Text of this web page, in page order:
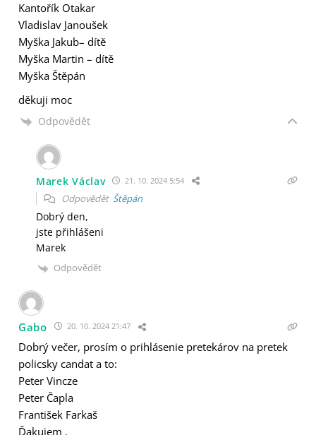
Kantořík Otakar
Vladislav Janoušek
Myška Jakub– dítě
Myška Martin – dítě
Myška Štěpán
děkuji moc
Odpovědět
Marek Václav 21. 10. 2024 5:54
Odpovědět Štěpán
Dobrý den,
jste přihlášeni
Marek
Odpovědět
Gabo 20. 10. 2024 21:47
Dobrý večer, prosím o prihlásenie pretekárov na pretek
policsky candat a to:
Peter Vincze
Peter Čapla
František Farkaš
Ďakujem .